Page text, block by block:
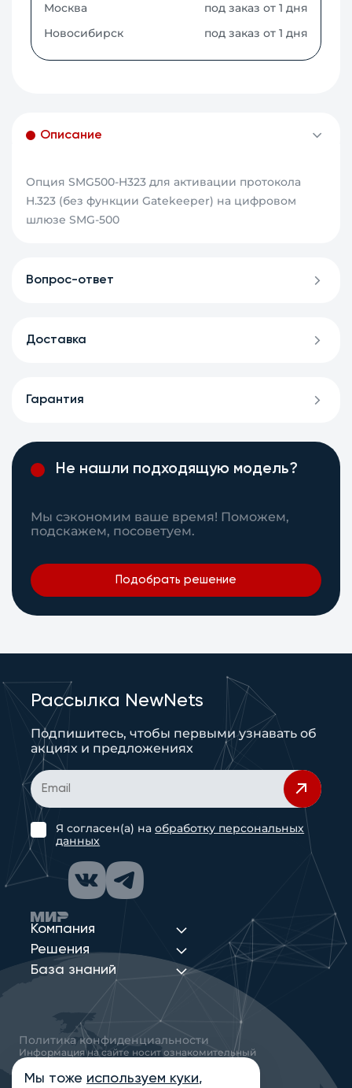
Москва
под заказ от 1 дня
Новосибирск
под заказ от 1 дня
Описание
Опция SMG500-H323 для активации протокола
H.323 (без функции Gatekeeper) на цифровом
шлюзе SMG-500
Вопрос-ответ
Доставка
Гарантия
Не нашли подходящую модель?
Мы сэкономим ваше время! Поможем,
подскажем, посоветуем.
Подобрать решение
Компания
Решения
База знаний
Рассылка NewNets
Подпишитесь, чтобы первыми узнавать об
акциях и предложениях
Я согласен(а) наобработку персональных
данных
Политика конфиденциальности
Информация на сайте носит ознакомительный
характер и не является публичной офертой,
определяемой положениями статьи 437
Гражданского кодекса РФ
Мы тоже используем куки,